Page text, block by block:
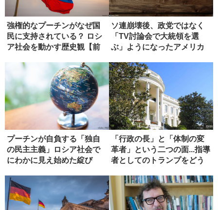
強権的なプーチンがなぜ国
民に支持されている？ ロシ
ア社会を動かす歴史観【前
ソ連崩壊後、政党ではなく
「TV討論会で大統領を選
ぶ」ようになったアメリカ
プーチンが自負する「独自
の民主主義」ロシア社会で
にわかに見え始めた綻び
「行政の長」と「体制の変
革者」という二つの面...指導
者としてのトランプをどう